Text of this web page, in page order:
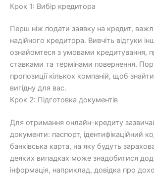
Крок 1: Вибір кредитора
Перш ніж подати заявку на кредит,
надійного кредитора. Вивчіть відгуки
ознайомтеся з умовами кредитування,
ставками та термінами повернення.
пропозиції кількох компаній, щоб
вигідну для вас.
Крок 2: Підготовка документів
Для отримання онлайн-кредиту зазвичай
документи: паспорт, ідентифікаційний
банківська карта, на яку будуть
деяких випадках може знадобитися
інформація, наприклад, довідка про